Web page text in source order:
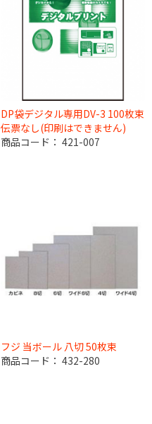
DP袋デジタル専用DV-3 100枚束
伝票なし(印刷はできません)
商品コード： 421-007
フジ 当ボール 八切 50枚束
商品コード： 432-280